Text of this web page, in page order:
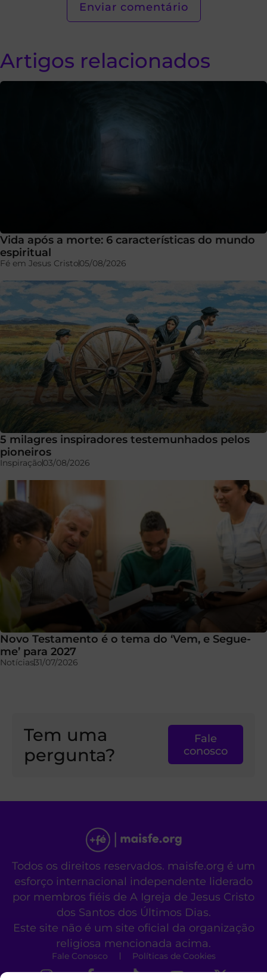
Artigos relacionados
Vida após a morte: 6 características do mundo
espiritual
Fé em Jesus Cristo05/08/2026
5 milagres inspiradores testemunhados pelos
pioneiros
Inspiração03/08/2026
Novo Testamento é o tema do ‘Vem, e Segue-
me’ para 2027
Notícias31/07/2026
Tem uma
pergunta?
Fale
conosco
Todos os direitos reservados. maisfe.org é um
esforço internacional independente liderado
por membros fiéis de A Igreja de Jesus Cristo
dos Santos dos Últimos Dias.
Este site não é um site oficial da organização
religiosa mencionada acima.
Fale Conosco Políticas de Cookies